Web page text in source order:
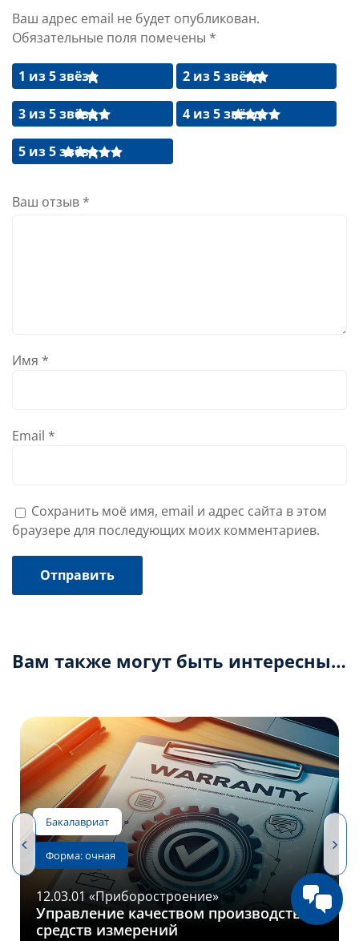
Ваш адрес email не будет опубликован.
Обязательные поля помечены *
1 из 5 звёзд 2 из 5 звёзд
3 из 5 звёзд 4 из 5 звёзд
5 из 5 звёзд
Ваш отзыв *
Имя *
Email *
Сохранить моё имя, email и адрес сайта в этом
браузере для последующих моих комментариев.
Вам также могут быть интересны…
24.03.01 «Ракетные комплексы и
космонавтика»
Проектирование, производство и
эксплуатация стартовых систем